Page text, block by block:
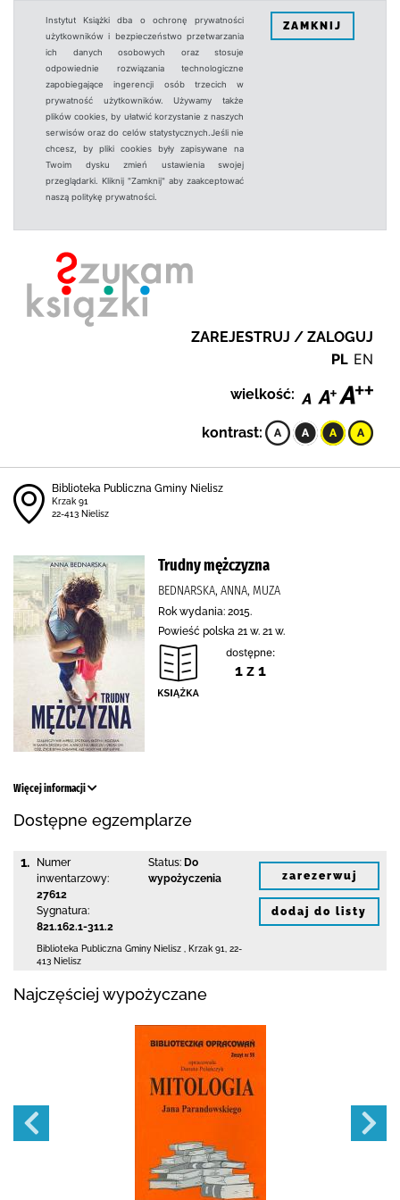
Instytut Książki dba o ochronę prywatności
użytkowników i bezpieczeństwo przetwarzania
ich danych osobowych oraz stosuje
odpowiednie rozwiązania technologiczne
zapobiegające ingerencji osób trzecich w
prywatność użytkowników. Używamy także
plików cookies, by ułatwić korzystanie z naszych
serwisów oraz do celów statystycznych.Jeśli nie
chcesz, by pliki cookies były zapisywane na
Twoim dysku zmień ustawienia swojej
przeglądarki. Kliknij "Zamknij" aby zaakceptować
naszą politykę prywatności.
ZAMKNIJ
ZAREJESTRUJ / ZALOGUJ
PL EN
wielkość:
kontrast:
Biblioteka Publiczna Gminy Nielisz
Krzak 91
22-413 Nielisz
Trudny mężczyzna
BEDNARSKA, ANNA, MUZA
Rok wydania: 2015.
Powieść polska 21 w. 21 w.
dostępne:
1 z 1
Więcej informacji
Dostępne egzemplarze
1.
Numer
inwentarzowy:
27612
Sygnatura:
821.162.1-311.2
Status: Do
wypożyczenia
Biblioteka Publiczna Gminy Nielisz Krzak 91
22-
413 Nielisz
zarezerwuj
dodaj do listy
Najczęściej wypożyczane